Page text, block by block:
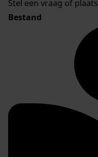
Stel een vraag of
Bestand